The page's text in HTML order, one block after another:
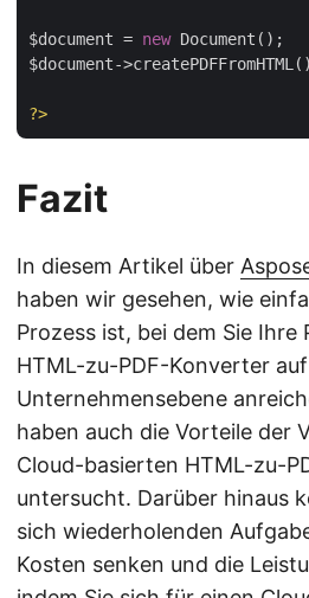
$document = new Document();
$document-
?>
Fazit
In diesem Artikel über
haben wir gesehen, wie
Prozess ist, bei dem Sie Ihre
HTML-zu-PDF-Konverter auf
Unternehmensebene
haben auch die Vorteile der
Cloud-basierten HTML-zu-
untersucht. Darüber hinaus
sich wiederholenden
Kosten senken und die